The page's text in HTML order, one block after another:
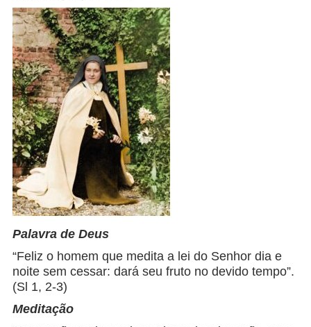
Palavra de Deus
“Feliz o homem que medita a lei do Senhor dia e
noite sem cessar: dará seu fruto no devido tempo”.
(Sl 1, 2-3)
Meditação